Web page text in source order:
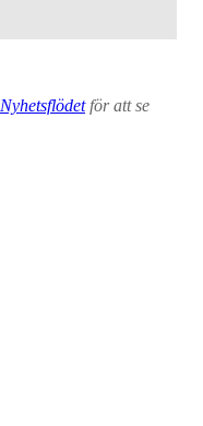
Nyhetsflödetför att se